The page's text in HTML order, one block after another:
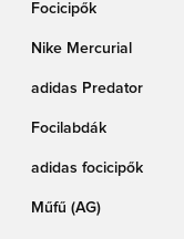
Focicipők
Nike Mercurial
adidas Predator
Focilabdák
adidas focicipők
Műfű (AG)